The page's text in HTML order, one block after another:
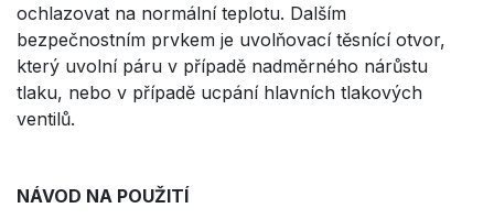
ochlazovat na normální teplotu. Dalším
bezpečnostním prvkem je uvolňovací těsnící otvor,
který uvolní páru v případě nadměrného nárůstu
tlaku, nebo v případě ucpání hlavních tlakových
ventilů.
NÁVOD NA POUŽITÍ